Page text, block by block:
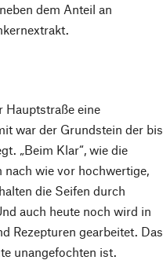
dem Anteil an
Hauptstraße eine
war der Grundstein der bis
„Beim Klar“, wie die
nach wie vor hochwertige,
die Seifen durch
auch heute noch wird in
Rezepturen gearbeitet. Das
unangefochten ist.